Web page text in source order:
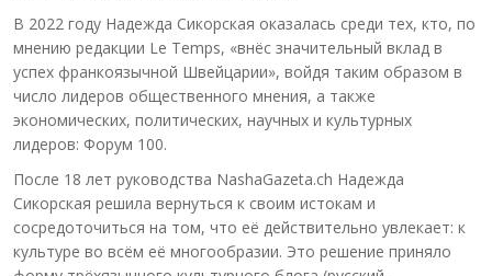
В 2022 году Надежда Сикорская оказалась среди тех, кто, по
мнению редакции Le Temps, «внёс значительный вклад в
успех франкоязычной Швейцарии», войдя таким образом в
число лидеров общественного мнения, а также
экономических, политических, научных и культурных
лидеров: Форум 100.
После 18 лет руководства NashaGazeta.ch Надежда
Сикорская решила вернуться к своим истокам и
сосредоточиться на том, что её действительно увлекает: к
культуре во всём её многообразии. Это решение приняло